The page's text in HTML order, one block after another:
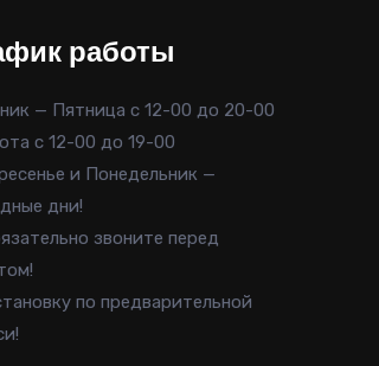
работы
— Пятница с 12-00 до 20-00
с 12-00 до 19-00
и Понедельник —
дни!
звоните перед
по предварительной